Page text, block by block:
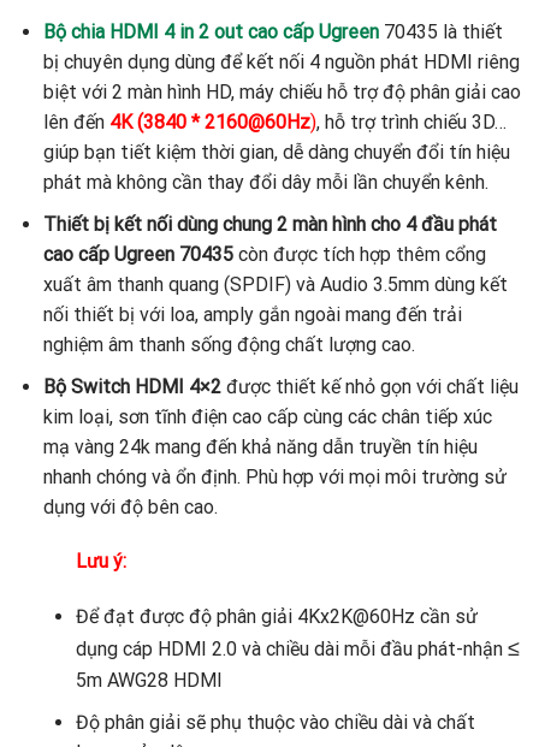
Bộ chia HDMI 4 in 2 out cao cấp Ugreen 70435 là thiết
bị chuyên dụng dùng để kết nối 4 nguồn phát HDMI riêng
biệt với 2 màn hình HD, máy chiếu hỗ trợ độ phân giải cao
lên đến 4K (3840 * 2160@60Hz), hỗ trợ trình chiếu 3D…
giúp bạn tiết kiệm thời gian, dễ dàng chuyển đổi tín hiệu
phát mà không cần thay đổi dây mỗi lần chuyển kênh.
Thiết bị kết nối dùng chung 2 màn hình cho 4 đầu phát
cao cấp Ugreen 70435còn được tích hợp thêm cổng
xuất âm thanh quang (SPDIF) và Audio 3.5mm dùng kết
nối thiết bị với loa, amply gắn ngoài mang đến trải
nghiệm âm thanh sống động chất lượng cao.
Bộ Switch HDMI 4×2được thiết kế nhỏ gọn với chất liệu
kim loại, sơn tĩnh điện cao cấp cùng các chân tiếp xúc
mạ vàng 24k mang đến khả năng dẫn truyền tín hiệu
nhanh chóng và ổn định. Phù hợp với mọi môi trường sử
dụng với độ bên cao.
Lưu ý:
Để đạt được độ phân giải 4Kx2K@60Hz cần sử
dụng cáp HDMI 2.0 và chiều dài mỗi đầu phát-nhận ≤
5m AWG28 HDMI
Độ phân giải sẽ phụ thuộc vào chiều dài và chất